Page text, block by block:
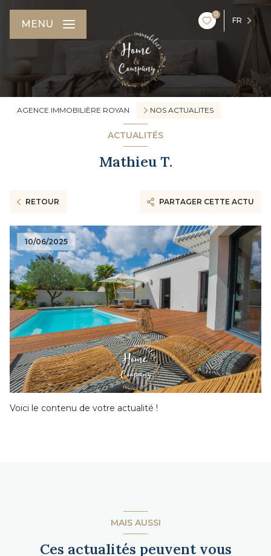
0
FR
MENU
AGENCE IMMOBILIÈRE ROYAN NOS ACTUALITES
ACTUALITÉS
Mathieu T.
RETOUR PARTAGER CETTE ACTU
10/06/2025
Voici le contenu de votre actualité !
MAIS AUSSI
Ces actualités peuvent vous